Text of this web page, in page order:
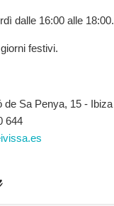
dalle 16:00 alle 18:00.
festivi.
de Sa Penya, 15 - Ibiza
644